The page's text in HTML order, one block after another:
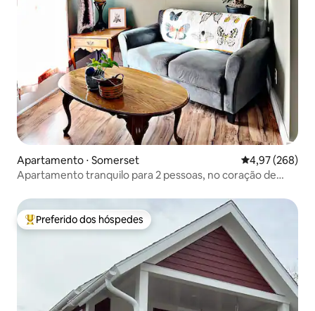
Apartamento ⋅ Somerset 4,97 de uma
4,97 (268)
Apartamento tranquilo para 2 pessoas, no coração de
Entre os melhores preferidos dos hóspedes
Preferido dos hóspedes